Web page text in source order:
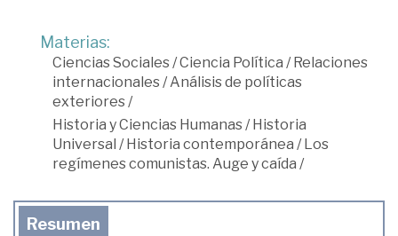
Materias:
Ciencias Sociales/Ciencia Política /Relaciones
internacionales/Análisis de políticas
exteriores/
Historia y Ciencias Humanas/Historia
Universal /Historia contemporánea /Los
regímenes comunistas. Auge y caída /
Resumen